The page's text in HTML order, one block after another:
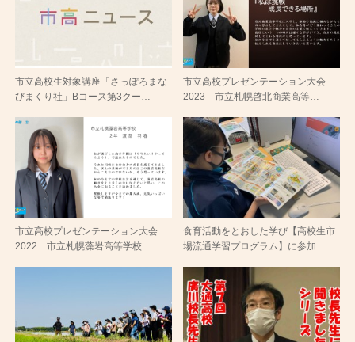
市立高校生対象講座「さっぽろまな
びまくり社」Bコース第3クー…
市立高校プレゼンテーション大会
2023 市立札幌啓北商業高等…
市立高校プレゼンテーション大会
2022 市立札幌藻岩高等学校…
食育活動をとおした学び【高校生市
場流通学習プログラム】に参加…